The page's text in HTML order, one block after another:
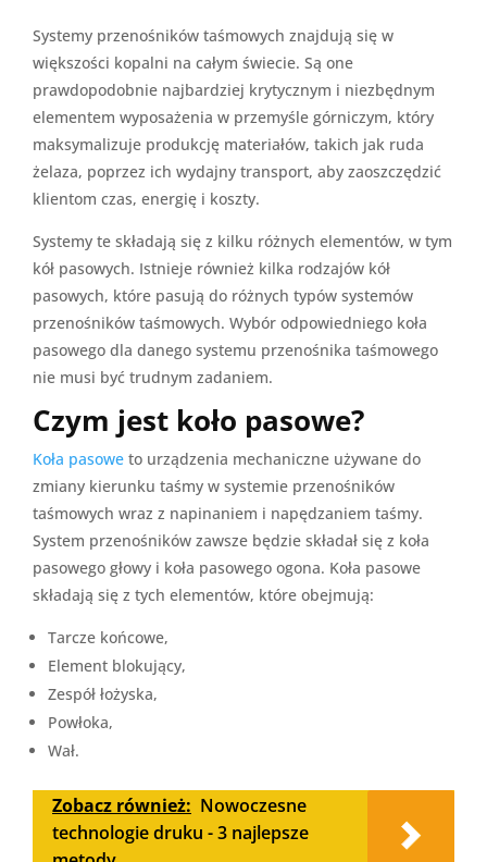
Systemy przenośników taśmowych znajdują się w
większości kopalni na całym świecie. Są one
prawdopodobnie najbardziej krytycznym i niezbędnym
elementem wyposażenia w przemyśle górniczym, który
maksymalizuje produkcję materiałów, takich jak ruda
żelaza, poprzez ich wydajny transport, aby zaoszczędzić
klientom czas, energię i koszty.
Systemy te składają się z kilku różnych elementów, w tym
kół pasowych. Istnieje również kilka rodzajów kół
pasowych, które pasują do różnych typów systemów
przenośników taśmowych. Wybór odpowiedniego koła
pasowego dla danego systemu przenośnika taśmowego
nie musi być trudnym zadaniem.
Czym jest koło pasowe?
Koła pasowe to urządzenia mechaniczne używane do
zmiany kierunku taśmy w systemie przenośników
taśmowych wraz z napinaniem i napędzaniem taśmy.
System przenośników zawsze będzie składał się z koła
pasowego głowy i koła pasowego ogona. Koła pasowe
składają się z tych elementów, które obejmują:
Tarcze końcowe,
Element blokujący,
Zespół łożyska,
Powłoka,
Wał.
Zobacz również: Nowoczesne
technologie druku - 3 najlepsze